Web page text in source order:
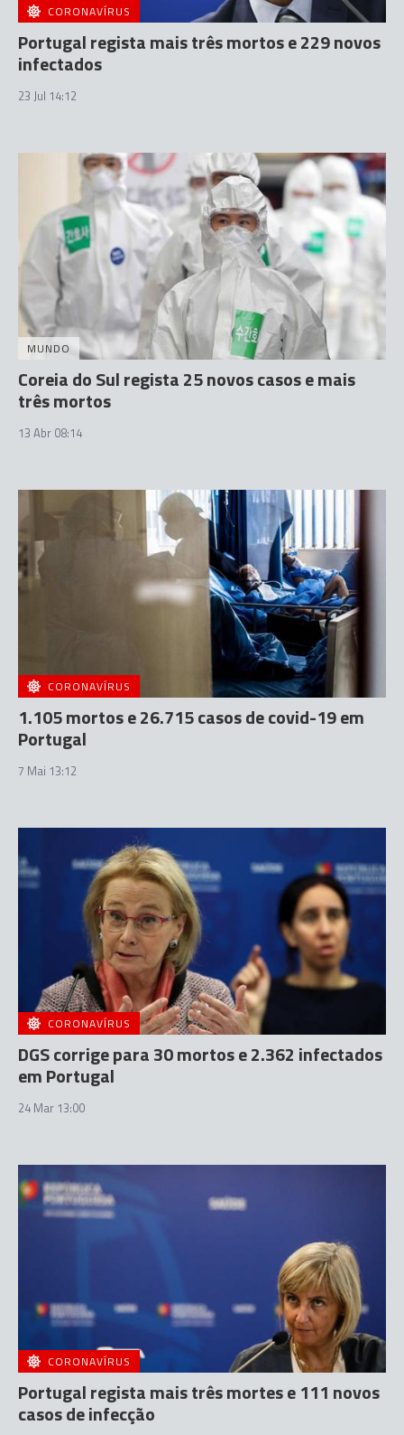
CORONAVÍRUS
Portugal regista mais três mortos e 229 novos
infectados
23 Jul 14:12
MUNDO
Coreia do Sul regista 25 novos casos e mais
três mortos
13 Abr 08:14
CORONAVÍRUS
1.105 mortos e 26.715 casos de covid-19 em
Portugal
7 Mai 13:12
CORONAVÍRUS
DGS corrige para 30 mortos e 2.362 infectados
em Portugal
24 Mar 13:00
CORONAVÍRUS
Portugal regista mais três mortes e 111 novos
casos de infecção